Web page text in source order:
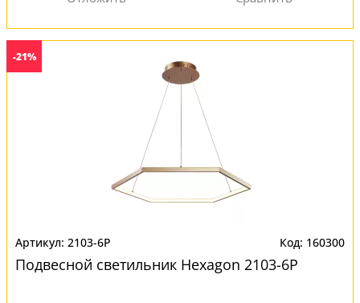
-21%
2103-6P 160300
Подвесной светильник Hexagon 2103-6P